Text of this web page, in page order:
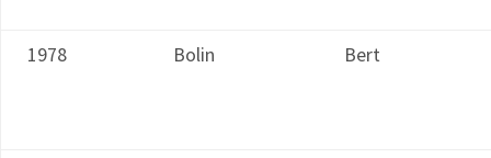
1978 Bolin Bert